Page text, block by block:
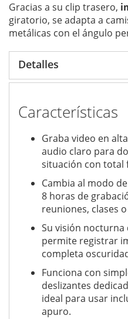
Gracias a su clip trasero,
giratorio, se adapta a
metálicas con el ángulo
Detalles
Características
Graba video en
audio claro para
situación con total
Cambia al modo
8 horas de
reuniones, clases
Su visión
permite registrar
completa
Funciona con
deslizantes
ideal para usar
apuro.